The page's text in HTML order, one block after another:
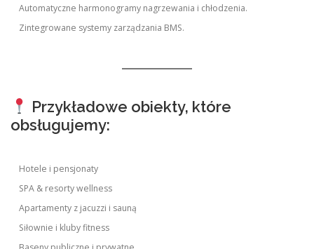
Automatyczne harmonogramy nagrzewania i chłodzenia.
Zintegrowane systemy zarządzania BMS.
Przykładowe obiekty, które
obsługujemy:
Hotele i pensjonaty
SPA & resorty wellness
Apartamenty z jacuzzi i sauną
Siłownie i kluby fitness